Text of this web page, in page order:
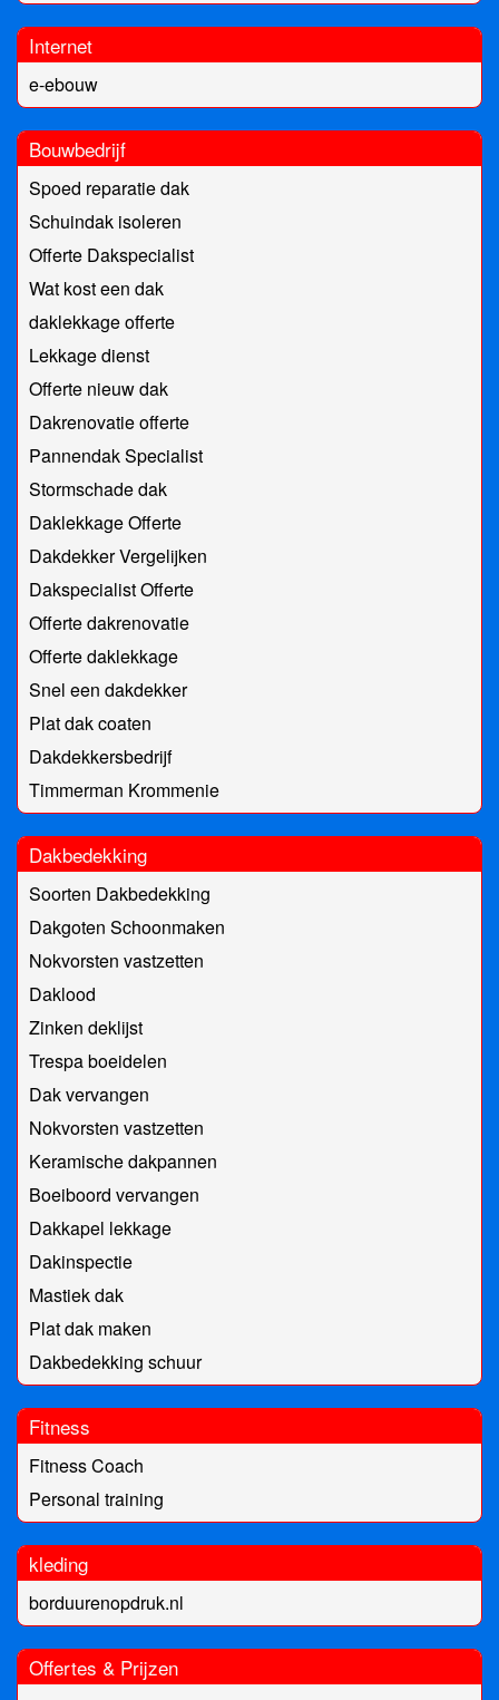
Internet
e-ebouw
Bouwbedrijf
Spoed reparatie dak
Schuindak isoleren
Offerte Dakspecialist
Wat kost een dak
daklekkage offerte
Lekkage dienst
Offerte nieuw dak
Dakrenovatie offerte
Pannendak Specialist
Stormschade dak
Daklekkage Offerte
Dakdekker Vergelijken
Dakspecialist Offerte
Offerte dakrenovatie
Offerte daklekkage
Snel een dakdekker
Plat dak coaten
Dakdekkersbedrijf
Timmerman Krommenie
Dakbedekking
Soorten Dakbedekking
Dakgoten Schoonmaken
Nokvorsten vastzetten
Daklood
Zinken deklijst
Trespa boeidelen
Dak vervangen
Nokvorsten vastzetten
Keramische dakpannen
Boeiboord vervangen
Dakkapel lekkage
Dakinspectie
Mastiek dak
Plat dak maken
Dakbedekking schuur
Fitness
Fitness Coach
Personal training
kleding
borduurenopdruk.nl
Offertes & Prijzen